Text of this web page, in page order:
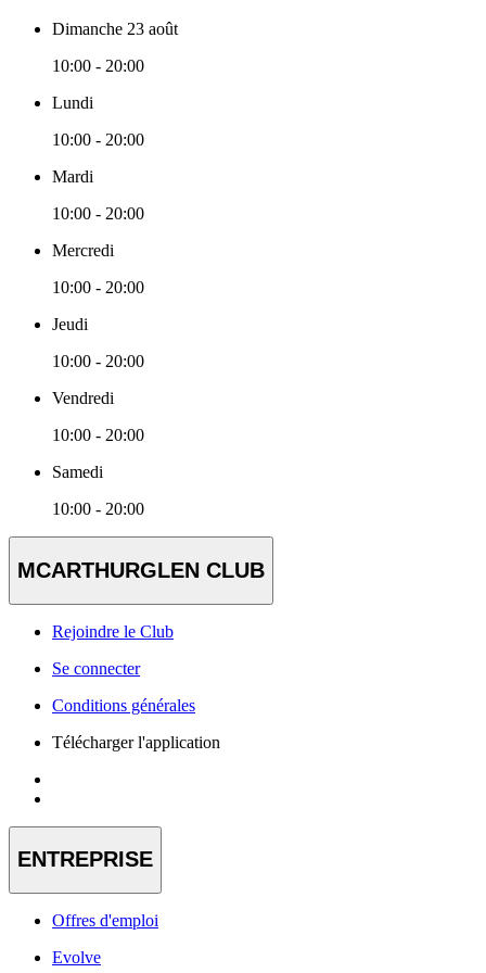
Dimanche 23 août
10:00 - 20:00
Lundi
10:00 - 20:00
Mardi
10:00 - 20:00
Mercredi
10:00 - 20:00
Jeudi
10:00 - 20:00
Vendredi
10:00 - 20:00
Samedi
10:00 - 20:00
MCARTHURGLEN CLUB
Rejoindre le Club
Se connecter
Conditions générales
Télécharger l'application
ENTREPRISE
Offres d'emploi
Evolve